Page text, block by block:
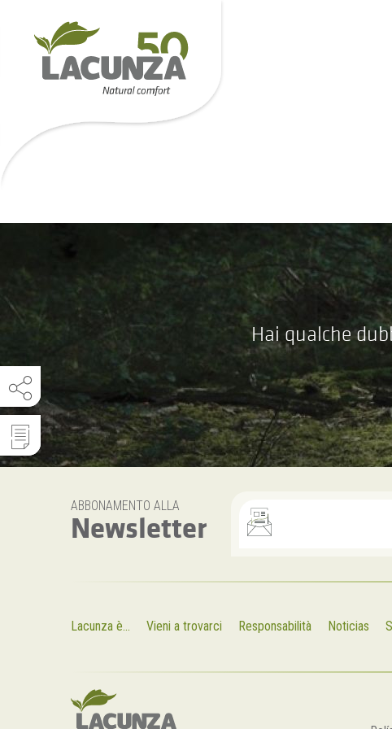
Hai qualche
ABBONAMENTO ALLA
Newsletter
Lacunza è... Vieni a trovarci Responsabilità Noticias